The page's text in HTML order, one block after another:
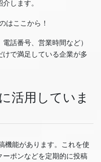
します。
はここから！
話番号、営業時間など）
で満足している企業が多
活用していま
機能があります。これを使
ーポンなどを定期的に投稿